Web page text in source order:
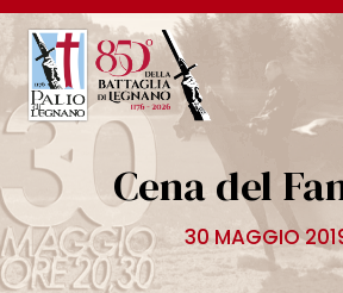
Cena del
30 MAGGIO